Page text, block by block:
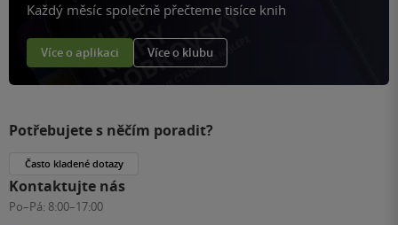
Každý měsíc společně přečteme tisíce knih
Více o aplikaci Více o klubu
Potřebujete s něčím poradit?
Často kladené dotazy
Kontaktujte nás
Po–Pá: 8:00–17:00